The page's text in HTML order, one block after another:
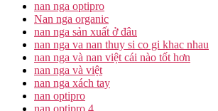
nan nga optipro
Nan nga organic
nan nga sản xuất ở đâu
nan nga va nan thuy si co gi khac nhau
nan nga và nan việt cái nào tốt hơn
nan nga và việt
nan nga xách tay
nan optipro